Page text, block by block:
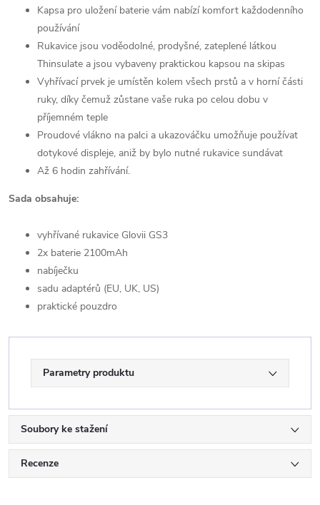
Kapsa pro uložení baterie vám nabízí komfort každodenního
používání
Rukavice jsou voděodolné, prodyšné, zateplené látkou
Thinsulate a jsou vybaveny praktickou kapsou na skipas
Vyhřívací prvek je umístěn kolem všech prstů a v horní části
ruky, díky čemuž zůstane vaše ruka po celou dobu v
příjemném teple
Proudové vlákno na palci a ukazováčku umožňuje používat
dotykové displeje, aniž by bylo nutné rukavice sundávat
Až 6 hodin zahřívání.
Sada obsahuje:
vyhřívané rukavice Glovii GS3
2x baterie 2100mAh
nabíječku
sadu adaptérů (EU, UK, US)
praktické pouzdro
Parametry produktu
Soubory ke stažení
Recenze